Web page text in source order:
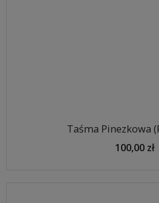
Taśma Pinezkowa
100,00 zł